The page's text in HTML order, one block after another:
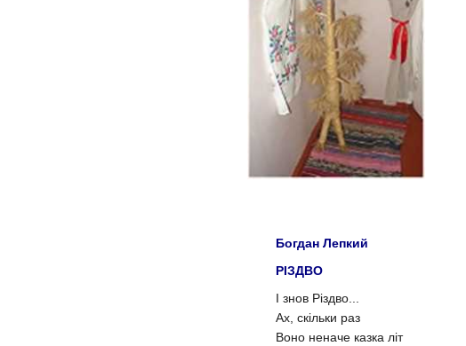
Богдан Лепкий
РІЗДВО
І знов Різдво...
Ах, скільки раз
Воно неначе казка літ